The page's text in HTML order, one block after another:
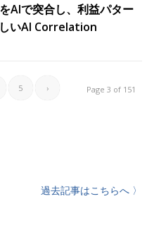
AIで突合し、利益パター
いAI Correlation
Page 3 of 151
5 ›
過去記事はこちらへ 〉